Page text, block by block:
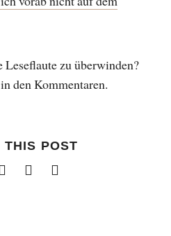
zu überwinden?
den Kommentaren.
THIS POST